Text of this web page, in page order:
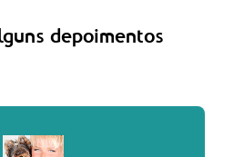
depoimentos